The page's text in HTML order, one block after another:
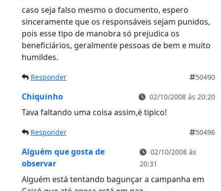
caso seja falso mesmo o documento, espero
sinceramente que os responsáveis sejam punidos,
pois esse tipo de manobra só prejudica os
beneficiários, geralmente pessoas de bem e muito
humildes.
Responder 50490
Chiquinho 02/10/2008 às 20:20
Tava faltando uma coisa assim,é tipico!
Responder 50496
Alguém que gosta de
observar
02/10/2008 às
20:31
Alguém está tentando bagunçar a campanha em